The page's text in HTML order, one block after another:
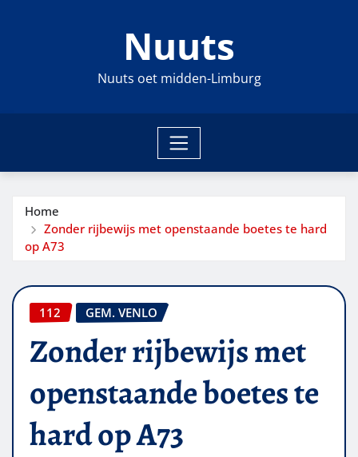
Nuuts
Nuuts oet midden-Limburg
Home
Zonder rijbewijs met openstaande boetes te hard
op A73
112 GEM. VENLO
Zonder rijbewijs met
openstaande boetes te
hard op A73